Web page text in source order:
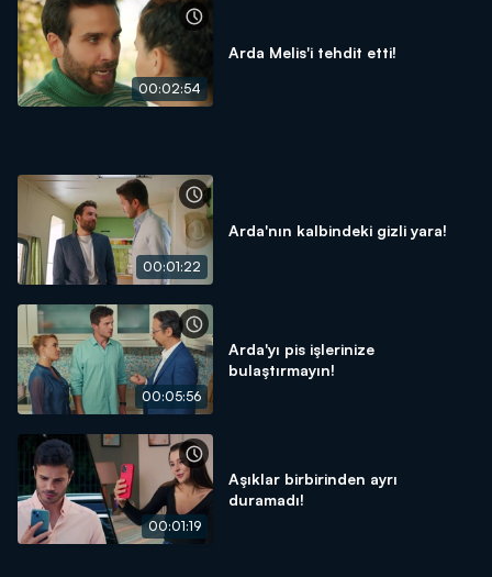
00:02:54
Arda Melis'i tehdit etti!
00:01:22
Arda'nın kalbindeki gizli yara!
00:05:56
Arda'yı pis işlerinize
bulaştırmayın!
00:01:19
Aşıklar birbirinden ayrı
duramadı!